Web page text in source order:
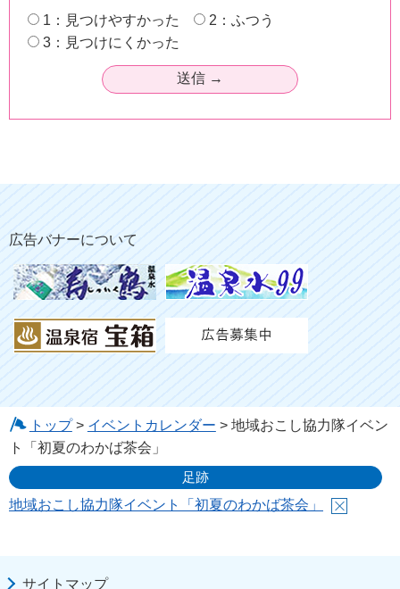
1：見つけやすかった
2：ふつう
3：見つけにくかった
広告バナーについて
トップ> イベントカレンダー > 地域おこし協力隊イベン
ト「初夏のわかば茶会」
足跡
地域おこし協力隊イベント「初夏のわかば茶会」
サイトマップ